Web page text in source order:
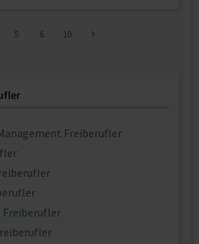
5 6 10
Freiberufler
Freiberufler